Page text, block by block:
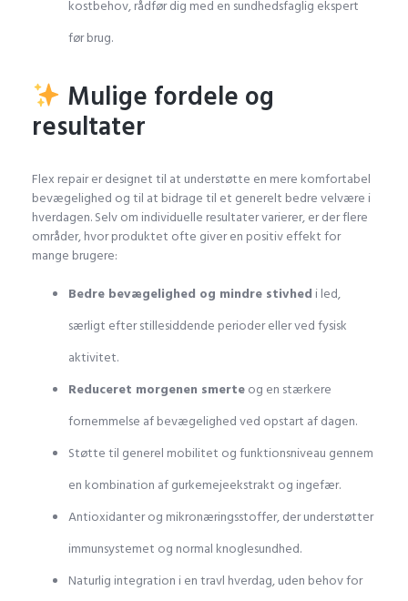
kostbehov, rådfør dig med en sundhedsfaglig ekspert
før brug.
Mulige fordele og
resultater
Flex repair er designet til at understøtte en mere komfortabel
bevægelighed og til at bidrage til et generelt bedre velvære i
hverdagen. Selv om individuelle resultater varierer, er der flere
områder, hvor produktet ofte giver en positiv effekt for
mange brugere:
Bedre bevægelighed og mindre stivhed i led,
særligt efter stillesiddende perioder eller ved fysisk
aktivitet.
Reduceret morgenen smerteog en stærkere
fornemmelse af bevægelighed ved opstart af dagen.
Støtte til generel mobilitet og funktionsniveau gennem
en kombination af gurkemejeekstrakt og ingefær.
Antioxidanter og mikronæringsstoffer, der understøtter
immunsystemet og normal knoglesundhed.
Naturlig integration i en travl hverdag, uden behov for